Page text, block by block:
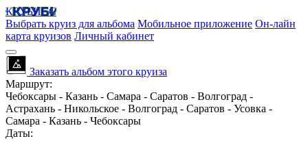
КРУБИСС
Выбрать круиз для альбома Мобильное приложение Он-лайн
карта круизов Личный кабинет
Заказать альбом этого круиза
Маршрут:
Чебоксары - Казань - Самара - Саратов - Волгоград -
Астрахань - Никольское - Волгоград - Саратов - Усовка -
Самара - Казань - Чебоксары
Даты: